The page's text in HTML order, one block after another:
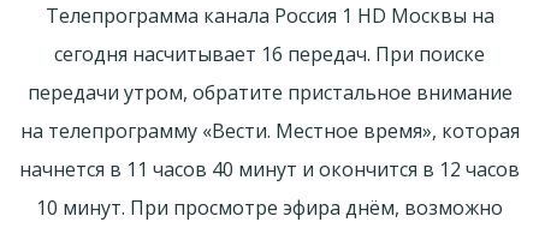
Телепрограмма канала Россия 1 HD Москвы на
сегодня насчитывает 16 передач. При поиске
передачи утром, обратите пристальное внимание
на телепрограмму «Вести. Местное время», которая
начнется в 11 часов 40 минут и окончится в 12 часов
10 минут. При просмотре эфира днём, возможно